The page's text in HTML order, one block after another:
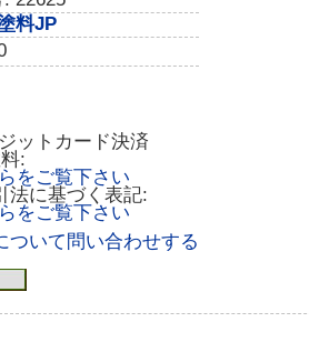
料JP
ットカード決済
:
をご覧下さい
法に基づく表記:
をご覧下さい
ついて問い合わせする